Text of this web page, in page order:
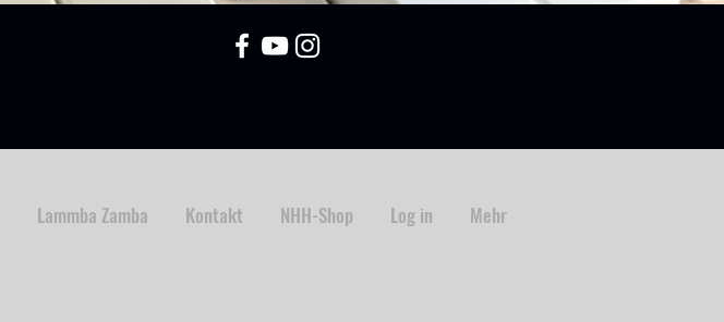
Lammba Zamba Kontakt NHH-Shop Log in Mehr